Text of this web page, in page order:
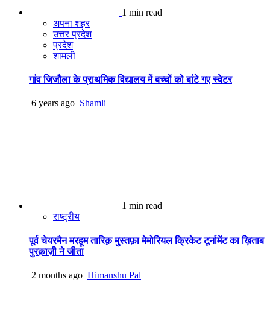
1 min read
अपना शहर
उत्तर प्रदेश
प्रदेश
शामली
गांव जिजौला के प्राथमिक विद्यालय में बच्चों को बांटे गए स्वेटर
6 years ago Shamli
1 min read
राष्ट्रीय
पूर्व चेयरमैन मरहूम तारिक़ मुस्तफ़ा मेमोरियल क्रिकेट टूर्नामेंट का ख़िताब
पुरक़ाज़ी ने जीता
2 months ago Himanshu Pal